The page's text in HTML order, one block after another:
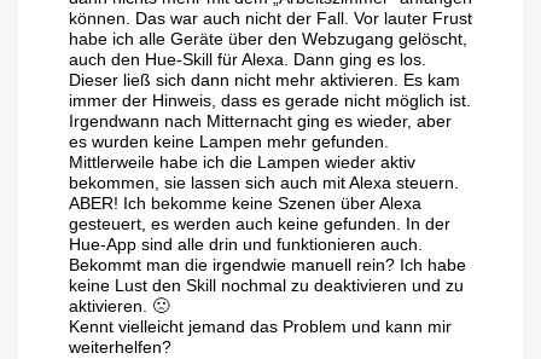
können. Das war auch nicht der Fall. Vor lauter Frust
habe ich alle Geräte über den Webzugang gelöscht,
auch den Hue-Skill für Alexa. Dann ging es los.
Dieser ließ sich dann nicht mehr aktivieren. Es kam
immer der Hinweis, dass es gerade nicht möglich ist.
Irgendwann nach Mitternacht ging es wieder, aber
es wurden keine Lampen mehr gefunden.
Mittlerweile habe ich die Lampen wieder aktiv
bekommen, sie lassen sich auch mit Alexa steuern.
ABER! Ich bekomme keine Szenen über Alexa
gesteuert, es werden auch keine gefunden. In der
Hue-App sind alle drin und funktionieren auch.
Bekommt man die irgendwie manuell rein? Ich habe
keine Lust den Skill nochmal zu deaktivieren und zu
aktivieren. 🙁
Kennt vielleicht jemand das Problem und kann mir
weiterhelfen?